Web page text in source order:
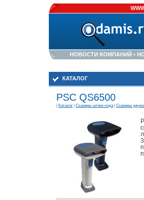
НОВОСТИ КОМПАНИЙ •
КАТАЛОГ
PSC QS6500
Каталог Сканеры штрих кода| Сканеры